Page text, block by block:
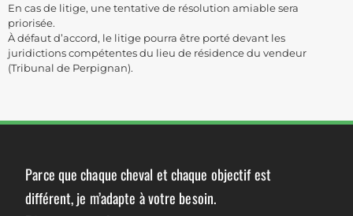
En cas de litige, une tentative de résolution amiable sera
priorisée.
À défaut d’accord, le litige pourra être porté devant les
juridictions compétentes du lieu de résidence du vendeur
(Tribunal de Perpignan).
Parce que chaque cheval et chaque objectif est
différent, je m’adapte à votre besoin.